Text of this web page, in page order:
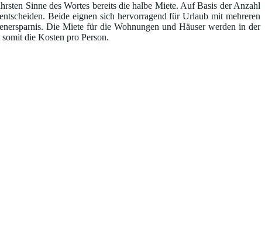
Sinne des Wortes bereits die halbe Miete. Auf Basis der Anzahl
Beide eignen sich hervorragend für Urlaub mit mehreren
Die Miete für die Wohnungen und Häuser werden in der
die Kosten pro Person.